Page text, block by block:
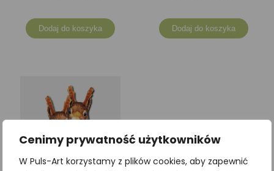
Cenimy prywatność użytkowników
W Puls-Art korzystamy z plików cookies, aby zapewnić
Dodaj do koszyka Dodaj do koszyka